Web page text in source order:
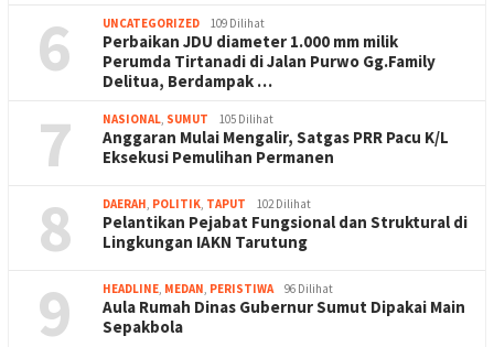
6 UNCATEGORIZED 109 Dilihat
Perbaikan JDU diameter 1.000 mm milik
Perumda Tirtanadi di Jalan Purwo Gg.Family
Delitua, Berdampak …
7 NASIONAL, SUMUT 105 Dilihat
Anggaran Mulai Mengalir, Satgas PRR Pacu K/L
Eksekusi Pemulihan Permanen
8 DAERAH, POLITIK, TAPUT 102 Dilihat
Pelantikan Pejabat Fungsional dan Struktural di
Lingkungan IAKN Tarutung
9 HEADLINE, MEDAN, PERISTIWA 96 Dilihat
Aula Rumah Dinas Gubernur Sumut Dipakai Main
Sepakbola